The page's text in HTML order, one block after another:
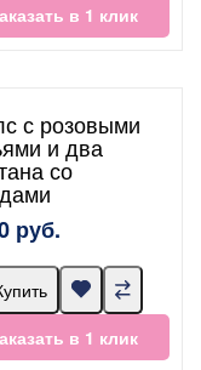
в 1 клик
с розовыми
и два
со
руб.
в 1 клик